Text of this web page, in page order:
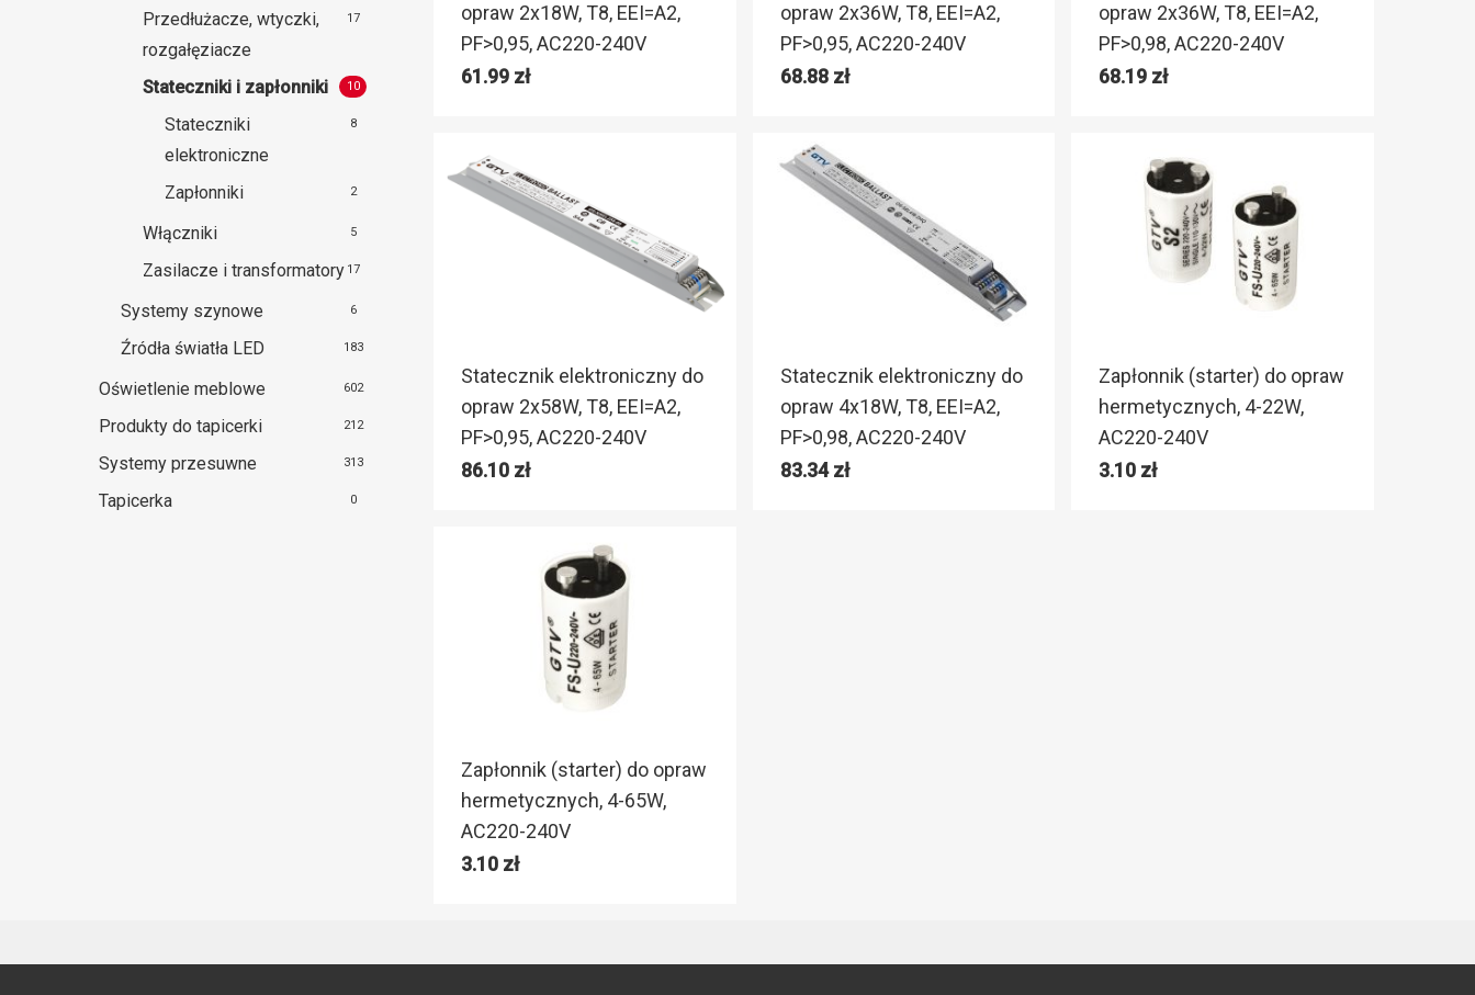
Przedłużacze, wtyczki,
rozgałęziacze
17
Stateczniki i zapłonniki 10
Stateczniki
elektroniczne
8
Zapłonniki 2
Włączniki 5
Zasilacze i transformatory 17
Systemy szynowe 6
Źródła światła LED 183
Oświetlenie meblowe 602
Produkty do tapicerki 212
Systemy przesuwne 313
Tapicerka 0
opraw 2x18W, T8, EEI=A2,
PF>0,95, AC220-240V
61.99 zł
opraw 2x36W, T8, EEI=A2,
PF>0,95, AC220-240V
68.88 zł
opraw 2x36W, T8, EEI=A2,
PF>0,98, AC220-240V
68.19 zł
Statecznik elektroniczny do
opraw 2x58W, T8, EEI=A2,
PF>0,95, AC220-240V
86.10 zł
Statecznik elektroniczny do
opraw 4x18W, T8, EEI=A2,
PF>0,98, AC220-240V
83.34zł
Zapłonnik (starter) do opraw
hermetycznych, 4-22W,
AC220-240V
3.10 zł
Zapłonnik (starter) do opraw
hermetycznych, 4-65W,
AC220-240V
3.10 zł